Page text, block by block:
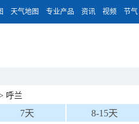
天气地图 专业产品 资讯 视频 节气
呼兰
7天 8-15天